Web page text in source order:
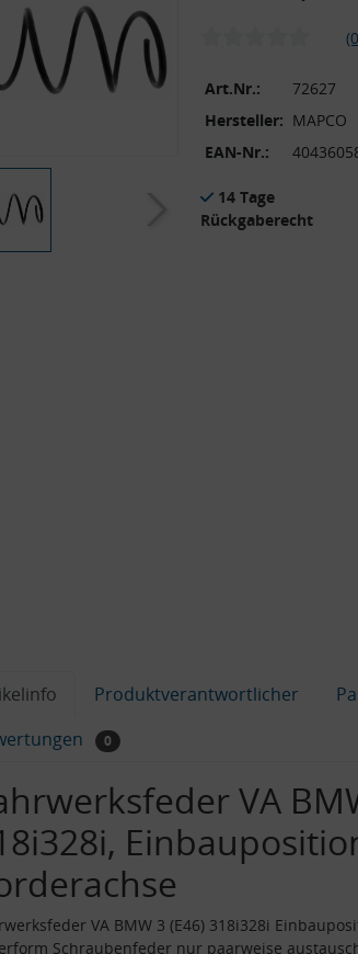
Art.Nr.:
72627
Hersteller: MAPCO
EAN-Nr.:
14 Tage
Rückgaberecht
Produktverantwortlicher
0
VA
VA BMW 3 (E46) 318i328i
Schraubenfeder nur paarweise